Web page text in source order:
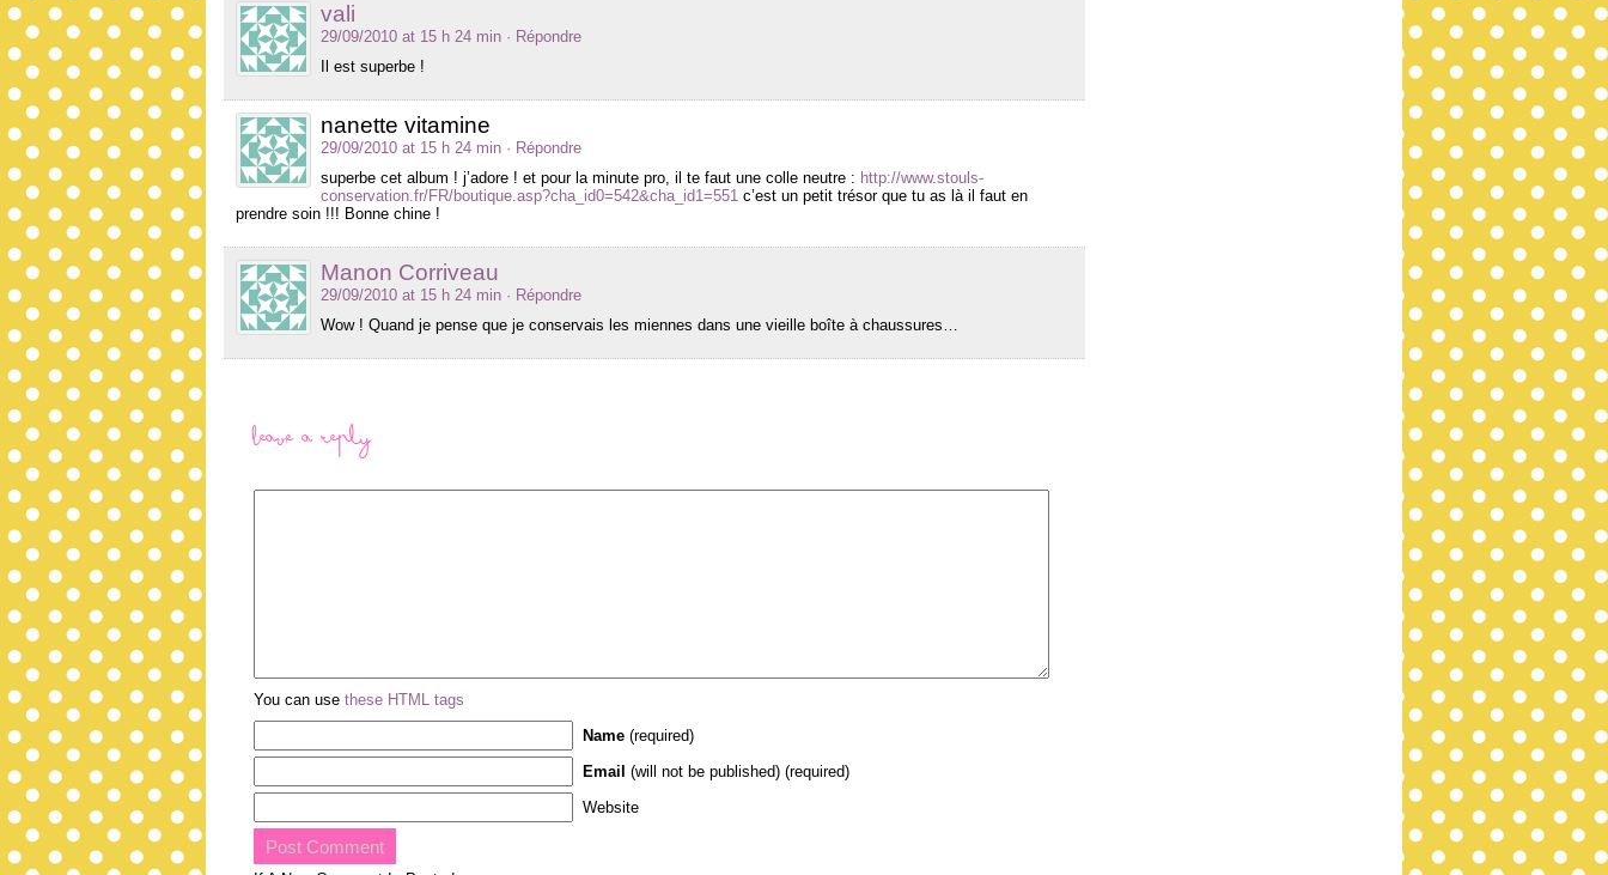
vali
29/09/2010 at 15 h 24 min · Répondre
Il est superbe !
nanette vitamine
29/09/2010 at 15 h 24 min · Répondre
superbe cet album ! j’adore ! et pour la minute pro, il te faut une colle neutre : http://www.stouls-
conservation.fr/FR/boutique.asp?cha_id0=542&cha_id1=551 c’est un petit trésor que tu as là il faut en
prendre soin !!! Bonne chine !
Manon Corriveau
29/09/2010 at 15 h 24 min · Répondre
Wow ! Quand je pense que je conservais les miennes dans une vieille boîte à chaussures…
Leave a Reply
You can use these HTML tags
Name (required)
Email (will not be published) (required)
Website